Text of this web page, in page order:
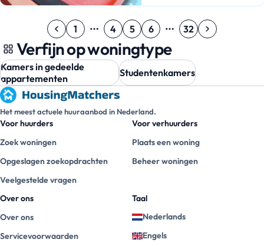
1 4 5 6 32
Verfijn op woningtype
Kamers in gedeelde
appartementen
Studentenkamers
Het meest actuele huuraanbod in Nederland.
Voor huurders
Zoek woningen
Opgeslagen zoekopdrachten
Veelgestelde vragen
Voor verhuurders
Plaats een woning
Beheer woningen
Over ons
Over ons
Servicevoorwaarden
Taal
Nederlands
Engels